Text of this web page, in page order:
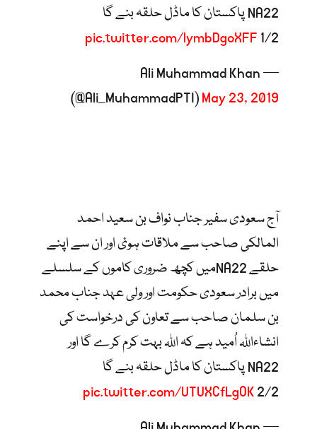
NA22 پاکستان کا ماڈل حلقہ بنے گا
1/2
pic.twitter.com/lymbDgoXFF
— Ali Muhammad Khan
(@Ali_MuhammadPTI)May 23, 2019
آج سعودی سفیر جناب نواف بن سعید احمد
المالکی صاحب سے ملاقات ہوئ اور ان سے اپنے
حلقے NA22میں کچھ ضروری کاموں کے سلسلے
میں برادر سعودی حکومت اور ولی عہد جناب محمد
بن سلمان صاحب سے تعاون کی درخواست کی
انشاءاللہ اُمید ہے کہ اللہ بہت کرم کرے گا اور
NA22 پاکستان کا ماڈل حلقہ بنے گا
2/2
pic.twitter.com/UTUXCfLgOK